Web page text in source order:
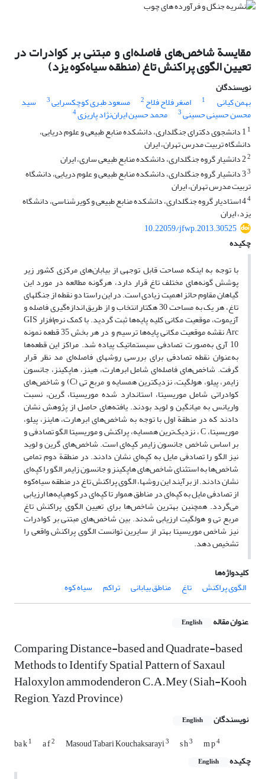
مقایسة شاخص‌های فاصله‌ای و مبتنی بر کوادرات در
تعیین الگوی پراکنش تاغ (منطقه سیاه‌کوه یزد)
نویسندگان
بهمن کیانی
1 اصغر فلاح فلاح 2 مسعود طبری کوچکسرایی3 سید
محسن حسینی حسینی3 محمد حسین ایران‌‌نژاد پاریزی4
1
1 دانشجوی دکترای جنگلداری، دانشکده منابع طبیعی و علوم دریایی،
دانشگاه تربیت مدرس تهران، ایران
2
3 3 دانشیار گروه جنگلداری، دانشکده منابع طبیعی و علوم دریایی، دانشگاه
تربیت مدرس تهران، ایران
4 4 استادیار گروه جنگلداری، دانشکده منابع طبیعی و کویرشناسی، دانشگاه
یزد، ایران
10.22059/jfwp.2013.30525
چکیده
با توجه به اینکه مساحت قابل ‌‌توجهی از بیابان‌های مرکزی کشور زیر
پوشش گونه‌های مختلف تاغ قرار دارد، هرگونه مطالعه در مورد این
گیاهان مقاوم حائز اهمیت زیادی است. در این راستا دو نقطه از جنگل‏های
تاغ، هر یک به مساحت 30 هکتار انتخاب و از طریق اندازه‌گیری فاصله و
آزیموت، موقعیت مکانی کلیه پایه‌ها ثبت گردید. با کمک نرم‌‌افزار GIS
Arc نقشه موقعیت مکانی پایه‌ها ترسیم و در هر بخش 35 قطعه نمونه
10 آری به‌صورت تصادفی سیستماتیک پیاده ‌‌شد. مراکز این قطعه‌ها
به‌عنوان نقطه تصادفی برای بررسی روش‏های فاصله‌ای مد نظر قرار
گرفت. شاخص‌های فاصله‌ای شامل ابرهارت، هینز، هاپکینز، جانسون
زایمر، پیلو، هولگیت، نزدیکترین همسایه و مربع تی (C) و شاخص‌های
کوادراتی شامل موریسیتا، استاندارد شده موریسیتا، گرین، نسبت
واریانس به میانگین و لوید بودند. یافته‌های حاصل از پژوهش نشان
دادند که در منطقة اول با توجه به شاخص‌های ابرهارت، هاینز، پیلو،
موریسیتا، C ، نزدیک‌ترین همسایه، پراکنش و موریسیتا الگو تصادفی و
بر اساس شاخص جانسون زایمر کپه‌ای است. شاخص‌های گرین و لوید
نیز الگو را تصادفی مایل به کپه‌ای نشان دادند. در منطقة دوم تمامی
شاخص‌ها به استثنای شاخص‌های هاپکینز و جانسون زایمر الگو را کپه‌ای
نشان دادند. از برآیند این روش‏ها، الگوی پراکنش تاغ در منطقه سیاه‌کوه
از تصادفی مایل به کپه‌ای در مناطق هموار تا کپه‌ای در کوهپایه‌ها ارزیابی
می‌گردد. همچنین بهترین شاخص‌ها برای تعیین الگوی پراکنش تاغ
مربع تی و هولگیت ارزیابی شدند. بین شاخص‌های مبتنی بر کوادرات
نیز شاخص موریسیتا بهتر از سایرین توانست الگوی پراکنش واقعی را
تشخیص دهد.
کلیدواژه‌ها
الگوی‌‌ پراکنش
تاغ مناطق بیابانی تراکم سیاه کوه
عنوان مقاله English
Comparing Distance-based and Quadrate-based
Methods to Identify Spatial Pattern of Saxaul
Haloxylon ammodenderon C.A.Mey (Siah-Kooh
Region, Yazd Province)
نویسندگان English
ba k1 a f2 Masoud Tabari Kouchaksarayi3 s h3 m p4
چکیده English